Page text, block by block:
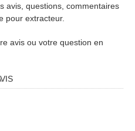
avis, questions, commentaires
pour extracteur.
avis ou votre question en